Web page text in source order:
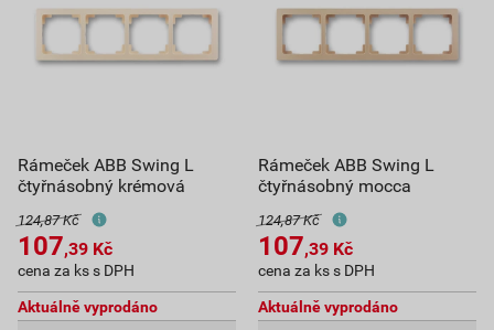
Rámeček ABB Swing L
čtyřnásobný krémová
124,87 Kč
107,39 Kč
cena za ks s DPH
Aktuálně vyprodáno
Rámeček ABB Swing L
čtyřnásobný mocca
124,87 Kč
107,39 Kč
cena za ks s DPH
Aktuálně vyprodáno